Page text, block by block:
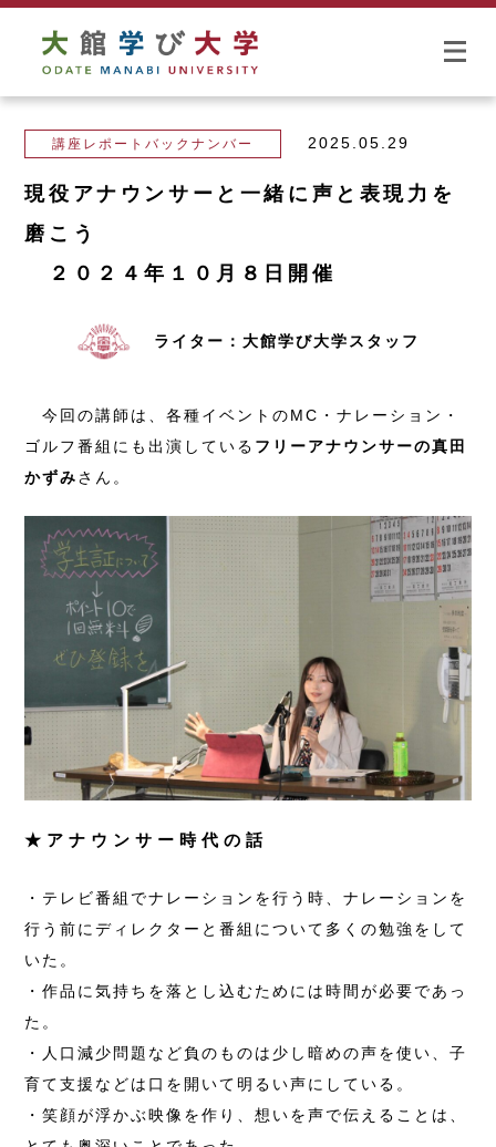
講座レポートバックナンバー 2025.05.29
現役アナウンサーと一緒に声と表現力を
磨こう
２０２４年１０月８日開催
ライター：大館学び大学スタッフ
今回の講師は、各種イベントのMC・ナレーション・
ゴルフ番組にも出演している フリーアナウンサーの真田
かずみさん。
★アナウンサー時代の話
・テレビ番組でナレーションを行う時、ナレーションを
行う前にディレクターと番組について多くの勉強をして
いた。
・作品に気持ちを落とし込むためには時間が必要であっ
た。
・人口減少問題など負のものは少し暗めの声を使い、子
育て支援などは口を開いて明るい声にしている。
・笑顔が浮かぶ映像を作り、想いを声で伝えることは、